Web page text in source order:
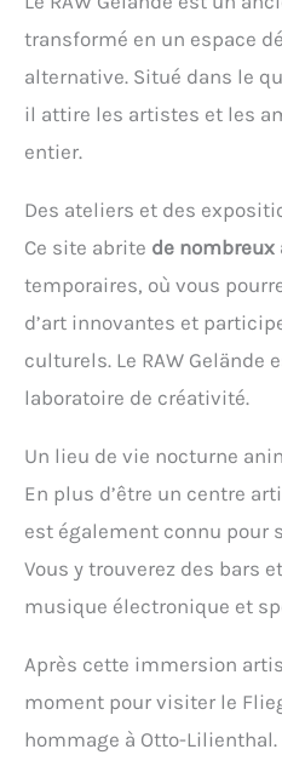
transformé en un espace
alternative. Situé dans le
il attire les artistes et les
entier.
Des ateliers et des
Ce site abrite de nombreux
temporaires, où vous
d’art innovantes et
culturels. Le RAW Gelände
laboratoire de créativité.
Un lieu de vie nocturne
En plus d’être un centre
est également connu pour
Vous y trouverez des bars
musique électronique et
Après cette immersion
moment pour visiter le
hommage à Otto-Lilienthal.